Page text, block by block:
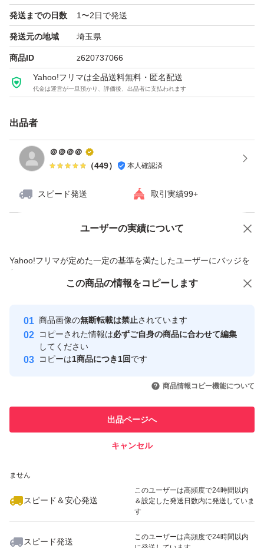
発送までの日数 1〜2日で発送
発送元の地域 埼玉県
商品ID z620737066
Yahoo!フリマは全品送料無料・匿名配送
代金は運営が一旦預かり、評価後、出品者に支払われます
出品者
＠＠＠＠
（449） 本人確認済
スピード発送 取引実績99+
ユーザーの実績について
Yahoo!フリマが定めた一定の基準を満たしたユーザーにバッジを
付与しています
安心取引出品者
心・安全なユーザーです
取引実績
引を完了させた実績があります
での取引実績があります
ません
スピード＆安心発送
このユーザーは高頻度で24時間以内
＆設定した発送日数内に発送していま
す
スピード発送
このユーザーは高頻度で24時間以内
価格の相談 商品への質問
この商品の情報をコピーします
商品画像の無断転載は禁止されています
コピーされた情報は必ずご自身の商品に合わせて編集
してください
コピーは1商品につき1回です
商品情報コピー機能について
出品ページへ
キャンセル
この商品をみている人にオススメ